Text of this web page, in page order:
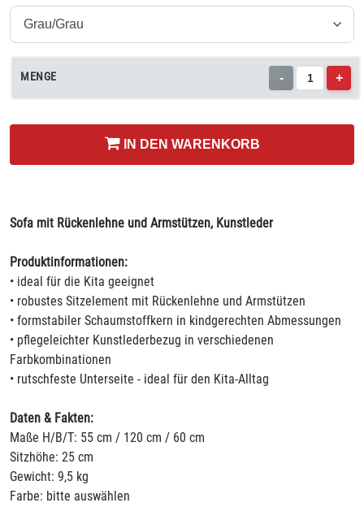
MENGE - +
IN DEN WARENKORB
Sofa mit Rückenlehne und Armstützen, Kunstleder
Produktinformationen:
• ideal für die Kita geeignet
• robustes Sitzelement mit Rückenlehne und Armstützen
• formstabiler Schaumstoffkern in kindgerechten Abmessungen
• pflegeleichter Kunstlederbezug in verschiedenen
Farbkombinationen
• rutschfeste Unterseite - ideal für den Kita-Alltag
Daten & Fakten:
Maße H/B/T: 55 cm / 120 cm / 60 cm
Sitzhöhe: 25 cm
Gewicht: 9,5 kg
Farbe: bitte auswählen